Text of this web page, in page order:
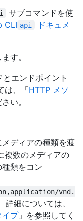
サブコマンドを使
CLI api
ドキュメ
す。
エンドポイント
は、「HTTP メソ
い。
ディアの種類を渡
複数のメディアの
類をコン
vnd.
詳細については、
イプ」を参照してく